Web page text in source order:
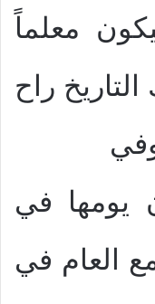
ليكون معلماً
راح
وكان يومها في
العام في